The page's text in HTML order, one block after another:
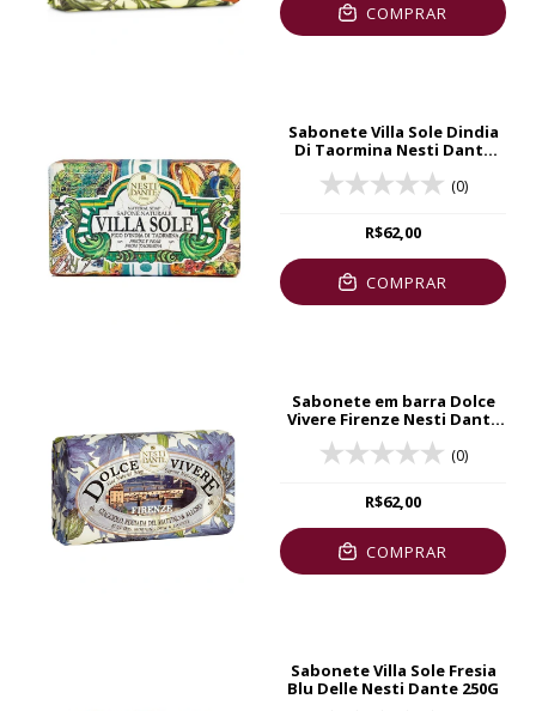
COMPRAR
Sabonete Villa Sole Dindia
Di Taormina Nesti Dante
250g
(0)
R$62,00
COMPRAR
Sabonete em barra Dolce
Vivere Firenze Nesti Dante
250g
(0)
R$62,00
COMPRAR
Sabonete Villa Sole Fresia
Blu Delle Nesti Dante 250G